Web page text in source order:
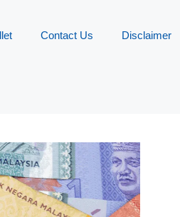
Contact Us Disclaimer